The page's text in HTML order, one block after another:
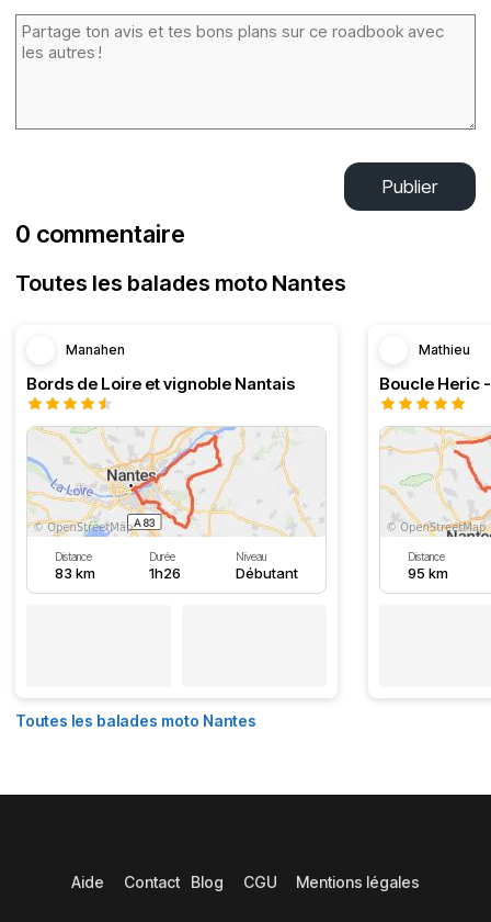
Publier
0 commentaire
Toutes les balades moto Nantes
Manahen
Bords de Loire et vignoble Nantais
Distance
83 km
Durée
1h26
Niveau
Débutant
Mathieu
Boucle Heric
Distance
95 km
Toutes les balades moto Nantes
Aide Contact Blog CGU Mentions légales